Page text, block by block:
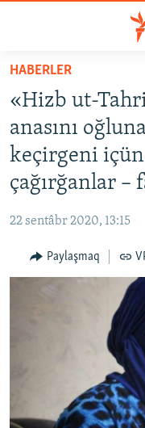
Esas
qaytmaq
Baş
navigatsiyağa
qaytmaq
Qıdıruvğa
HABERLER
İQTİSADİYAT
CEMİYET
İNSAN AQLARI
VİDEO
SÜRET
BLOGLAR
Українською
HABERLER
«Hizb ut-
anasını
keçirgeni
çağırğanlar –
22 sentâbr 2020, 13:15
Paylaşmaq